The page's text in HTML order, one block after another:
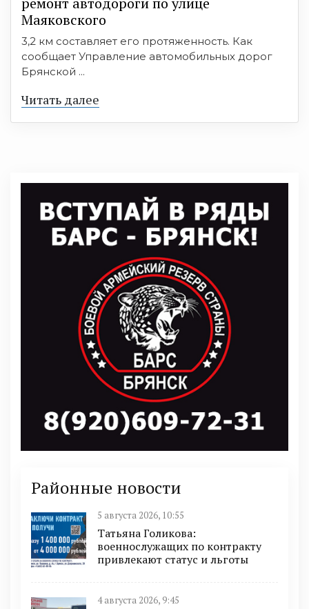
Маяковского
3,2 км составляет его протяженность. Как
сообщает Управление автомобильных дорог
Брянской ...
Читать далее
Районные новости
5 августа 2026, 10:55
Татьяна Голикова:
военнослужащих по контракту
привлекают статус и льготы
4 августа 2026, 9:45